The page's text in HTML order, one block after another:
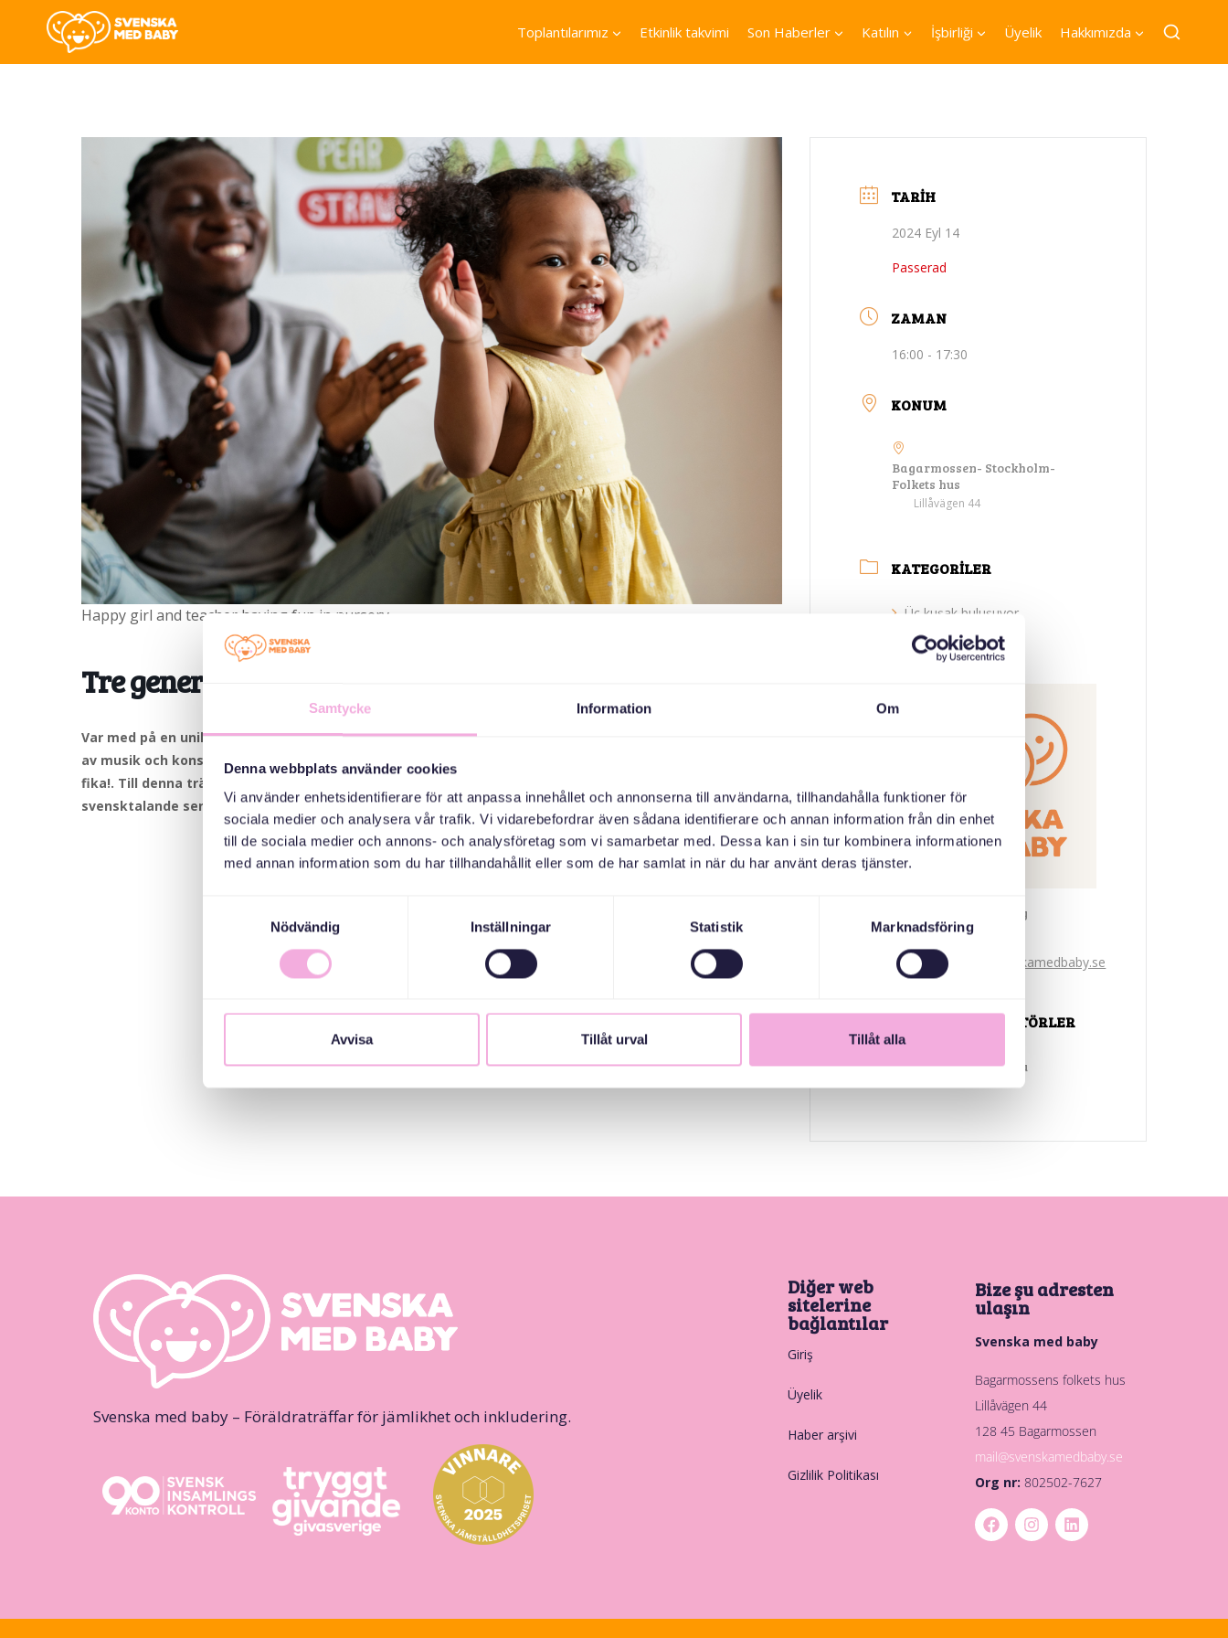
Samtycke Information Om
Denna webbplats använder cookies
Vi använder enhetsidentifierare för att anpassa innehållet och annonserna till användarna, tillhandahålla funktioner för
sociala medier och analysera vår trafik. Vi vidarebefordrar även sådana identifierare och annan information från din enhet
till de sociala medier och annons- och analysföretag som vi samarbetar med. Dessa kan i sin tur kombinera informationen
med annan information som du har tillhandahållit eller som de har samlat in när du har använt deras tjänster.
Nödvändig
Inställningar Statistik Marknadsföring
Avvisa Tillåt urval Tillåt alla
Toplantılarımız Etkinlik takvimi Son Haberler Katılın İşbirliği Üyelik Hakkımızda
Happy girl and teacher having fun in nursery
Tre generationer möts: Äventyrsdans med Fylkingen
Var med på en unik dansupplevelse med Fylkingen! Fylkingen är en förening med över 90 års erfarenhet
av musik och konst, och samlar över 300 konstnärer, musiker och dansare. Vi avslutar med gemensam
fika!. Till denna träff välkomnar vi nyanlända småbarnsfamiljer med barn upp till 2 år, samt
svensktalande seniorer.
TARIH
2024 Eyl 14
Passerad
ZAMAN
16:00 - 17:30
KONUM
Bagarmossen- Stockholm-
Folkets hus
Lillåvägen 44
KATEGORILER
Üç kuşak buluşuyor
ORGANIZATÖR
Svenska med baby
bokningen@svenskamedbaby.se
ORTAK ORGANIZATÖRLER
Ulusal Miras Fonu
Svenska med baby – Föräldraträffar för jämlikhet och inkludering.
Diğer web
sitelerine
bağlantılar
Giriş
Üyelik
Haber arşivi
Gizlilik Politikası
Bize şu adresten
ulaşın
Svenska med baby
Bagarmossens folkets hus
Lillåvägen 44
128 45 Bagarmossen
mail@svenskamedbaby.se
Org nr: 802502-7627